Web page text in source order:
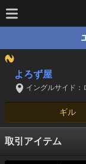
よろず屋
イングルサイド：
ギル
取引アイテム